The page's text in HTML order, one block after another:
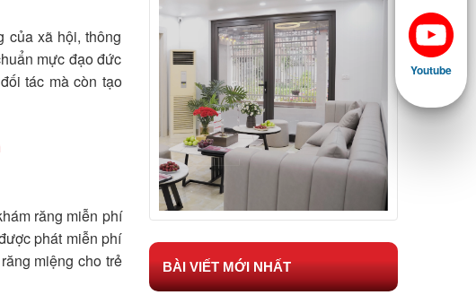
của xã hội, thông
mực đạo đức
tác mà còn tạo
răng miễn phí
phát miễn phí
miệng cho trẻ
BÀI VIẾT MỚI NHẤT
Youtube